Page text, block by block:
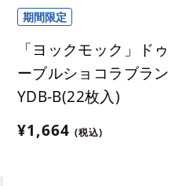
期間限定
「ヨックモック」ドゥ
ーブルショコラブラン
YDB-B(22枚入)
¥1,664 (税込)